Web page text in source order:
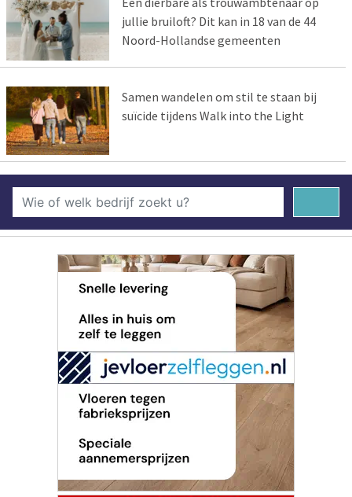
jullie bruiloft? Dit kan in 18 van de 44
Noord-Hollandse gemeenten
Samen wandelen om stil te staan bij
suïcide tijdens Walk into the Light